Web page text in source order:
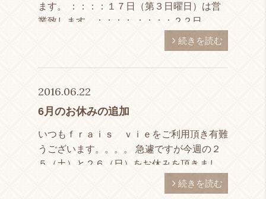
ます。 ：：：：１７日（第３日曜日）は営
業致します。：：：： ：：：：２２日
（金）は１６時までの営業とさせて頂きま
す。：：：： ８月のお休みは毎週月曜日と
なっておりま […]
続きを読む
2016.06.22
6月のお休みの追加
いつもｆｒａｉｓ ｖｉｅをご利用頂き有難
うございます。。。。 急遽ですが今週の２
５（土）と２６（日）をお休みを頂きまし
た。 ご迷惑をおかけいたしますがよろしく
お願い致します。 尚営業日の時間外の受付
続きを読む